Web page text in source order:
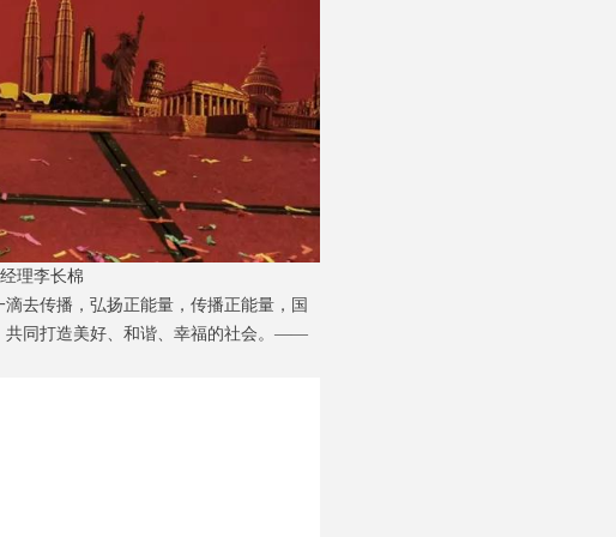
理李长棉
去传播，弘扬正能量，传播正能量，国
共同打造美好、和谐、幸福的社会。——